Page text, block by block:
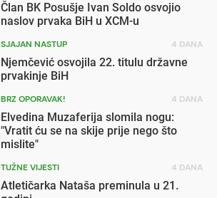
Član BK Posušje Ivan Soldo osvojio
naslov prvaka BiH u XCM-u
SJAJAN NASTUP 4 DANA
Njemčević osvojila 22. titulu državne
prvakinje BiH
BRZ OPORAVAK! 4 DANA
Elvedina Muzaferija slomila nogu:
"Vratit ću se na skije prije nego što
mislite"
TUŽNE VIJESTI 4 DANA
Atletičarka Nataša preminula u 21.